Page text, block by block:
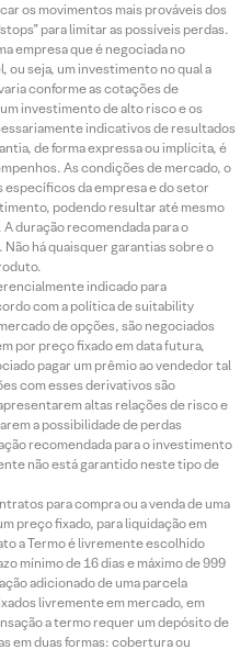
os movimentos mais prováveis dos
para limitar as possíveis perdas.
empresa que é negociada no
ou seja, um investimento no qual a
conforme as cotações de
investimento de alto risco e os
indicativos de resultados
de forma expressa ou implícita, é
As condições de mercado, o
da empresa e do setor
podendo resultar até mesmo
duração recomendada para o
há quaisquer garantias sobre o
indicado para
com a política de suitability
de opções, são negociados
por preço fixado em data futura,
pagar um prêmio ao vendedor tal
com esses derivativos são
altas relações de risco e
a possibilidade de perdas
recomendada para o investimento
não está garantido neste tipo de
para compra ou a venda de uma
preço fixado, para liquidação em
a Termo é livremente escolhido
mínimo de 16 dias e máximo de 999
adicionado de uma parcela
livremente em mercado, em
a termo requer um depósito de
em duas formas: cobertura ou